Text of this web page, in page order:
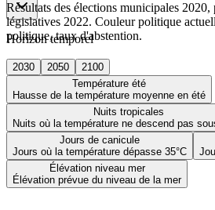
Horizon temporel
2030 2050
2100
Température été
Hausse de la température moyenne en été
Nuits tropicales
Nuits où la température ne descend pas
Jours de canicule
Jours où la température dépasse 35°C
Élévation niveau mer
Élévation prévue du niveau de la mer
Résultats des élections municipales
législatives 2022. Couleur politique
politique, taux d'abstention.